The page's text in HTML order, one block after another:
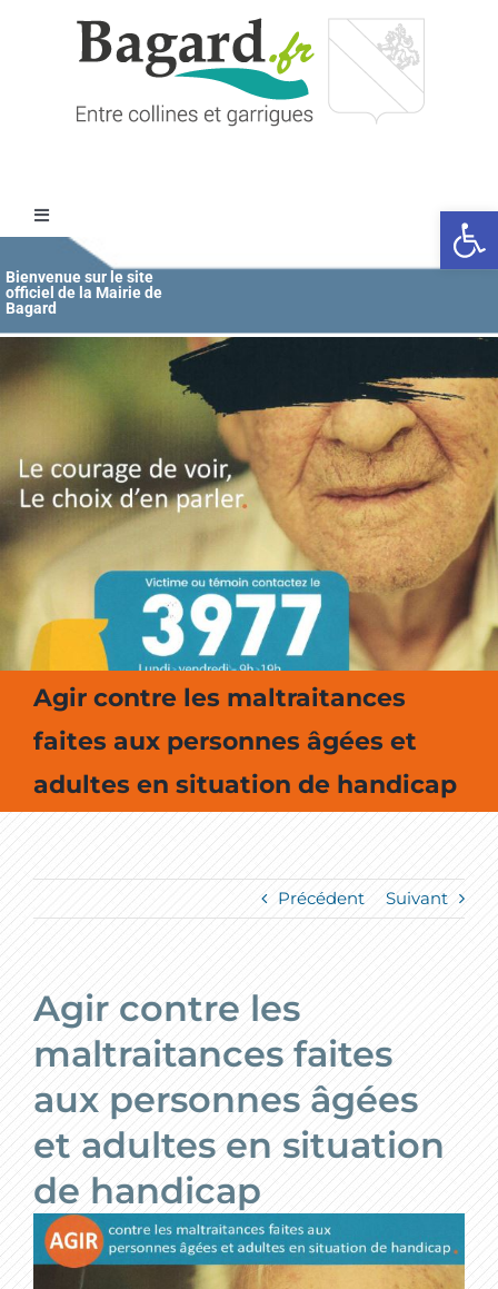
Ouvrir
Toggle
Navigation
Accueil
ÉDUCATION / JEUNESSE
VIE COMMUNALE
MES SORTIES / MES LOISIRS
Bienvenue sur le site
officiel de la Mairie de
Bagard
Agir contre les maltraitances
faites aux personnes âgées et
adultes en situation de handicap
Précédent Suivant
Agir contre les
maltraitances faites
aux personnes âgées
et adultes en situation
de handicap